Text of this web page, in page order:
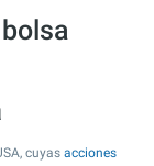
cuyas acciones